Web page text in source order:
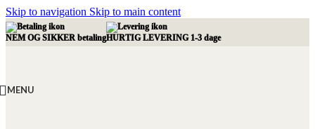
Skip to navigation Skip to main content
NEM OG SIKKER betalingHURTIG LEVERING 1-3 dage
MENU